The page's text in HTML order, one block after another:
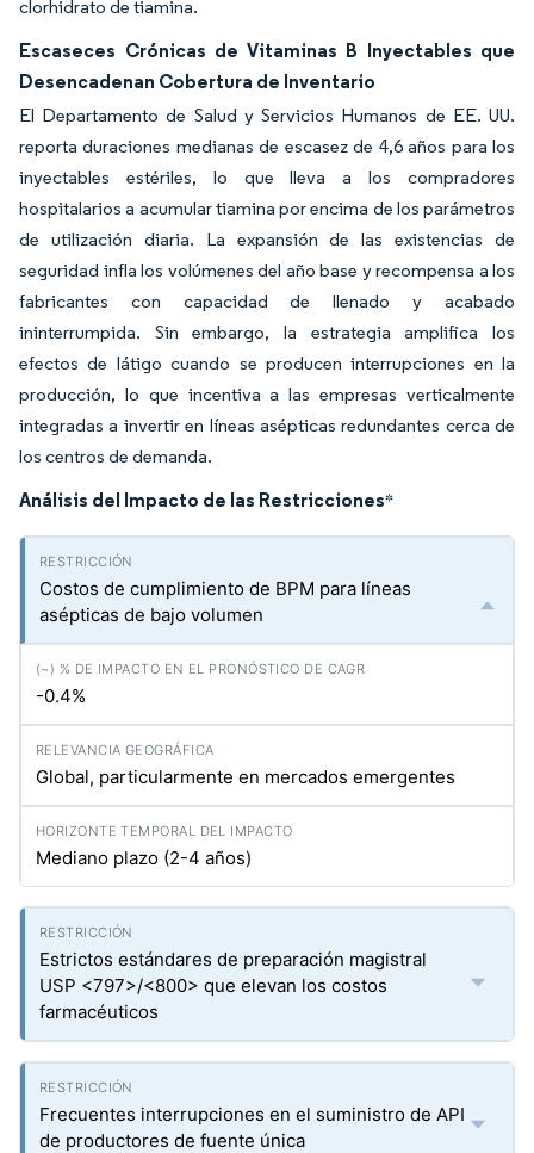
clorhidrato de tiamina.
Escaseces Crónicas de Vitaminas B Inyectables que
Desencadenan Cobertura de Inventario
El Departamento de Salud y Servicios Humanos de EE. UU.
reporta duraciones medianas de escasez de 4,6 años para los
inyectables estériles, lo que lleva a los compradores
hospitalarios a acumular tiamina por encima de los parámetros
de utilización diaria. La expansión de las existencias de
seguridad infla los volúmenes del año base y recompensa a los
fabricantes con capacidad de llenado y acabado
ininterrumpida. Sin embargo, la estrategia amplifica los
efectos de látigo cuando se producen interrupciones en la
producción, lo que incentiva a las empresas verticalmente
integradas a invertir en líneas asépticas redundantes cerca de
los centros de demanda.
Análisis del Impacto de las Restricciones*
Costos de cumplimiento de BPM para líneas
asépticas de bajo volumen
-0.4%
Global, particularmente en mercados emergentes
Mediano plazo (2-4 años)
Estrictos estándares de preparación magistral
USP <797>/<800> que elevan los costos
farmacéuticos
Frecuentes interrupciones en el suministro de API
de productores de fuente única